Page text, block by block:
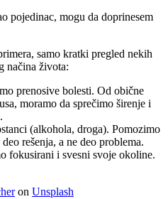
pojedinac, mogu da doprinesem
samo kratki pregled nekih
načina života:
prenosive bolesti. Od obične
moramo da sprečimo širenje i
(alkohola, droga). Pomozimo
rešenja, a ne deo problema.
fokusirani i svesni svoje okoline.
on Unsplash